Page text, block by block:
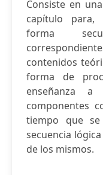
Consiste en
capítulo para,
forma
contenidos
forma de
enseñanza
componentes
tiempo que se
secuencia
de los mismos.